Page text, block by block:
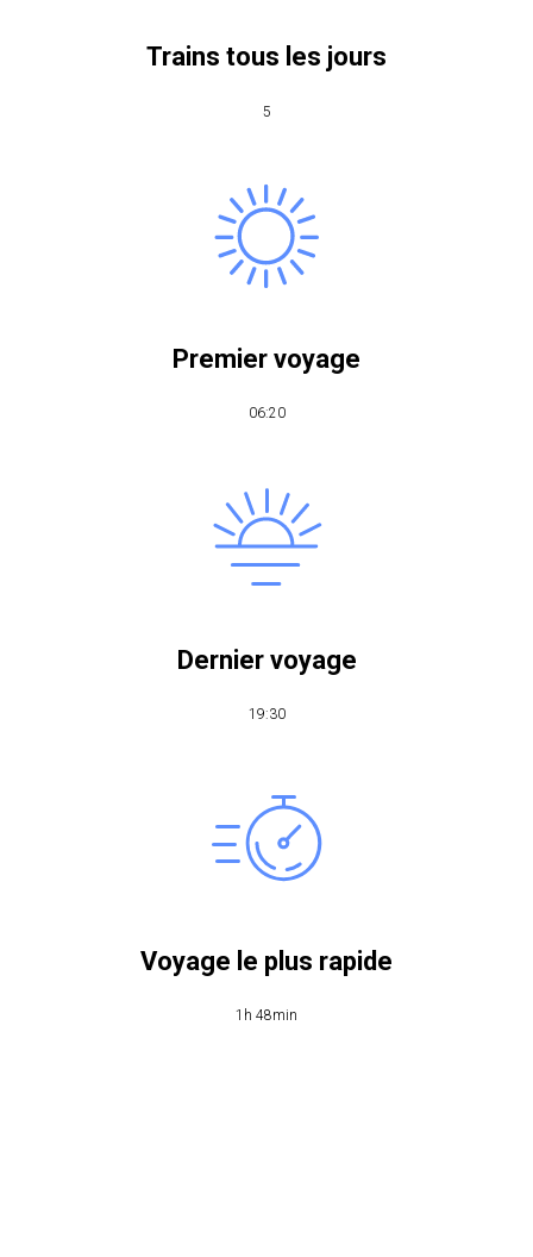
Trains tous les jours
5
Premier voyage
06:20
Dernier voyage
​19:30
Voyage le plus rapide
1h 48min